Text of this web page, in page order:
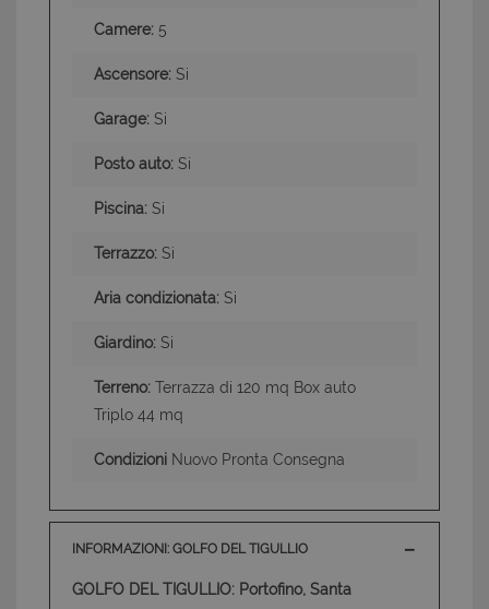
Camere: 5
Ascensore: Si
Garage: Si
Posto auto: Si
Piscina: Si
Terrazzo: Si
Aria condizionata: Si
Giardino: Si
Terreno: Terrazza di 120 mq Box auto
Triplo 44 mq
Condizioni Nuovo Pronta Consegna
INFORMAZIONI: GOLFO DEL TIGULLIO
GOLFO DEL TIGULLIO: Portofino, Santa